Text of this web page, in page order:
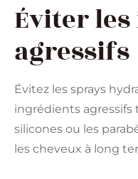
Éviter
agressifs
Évitez les sprays
ingrédients agressifs
silicones ou les
les cheveux à long